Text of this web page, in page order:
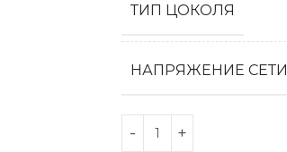
ТИП ЦОКОЛЯ
НАПРЯЖЕНИЕ СЕТИ